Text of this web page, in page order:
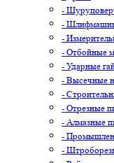
-
-
-
- Отбойные
- Ударные
- Высечные
-
- Отрезные
- Алмазные
-
-